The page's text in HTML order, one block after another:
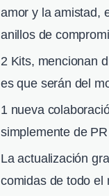
amor y la amistad,
anillos de
2 Kits, mencionan
es que serán del
1 nueva
simplemente de PR
La actualización
comidas de todo el